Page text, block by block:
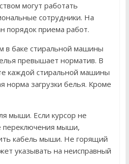
могут работать
сотрудники. На
порядок приема работ.
в баке стиральной машины
превышает норматив. В
каждой стиральной машины
норма загрузки белья. Кроме
мыши. Если курсор не
переключения мыши,
кабель мыши. Не горящий
указывать на неисправный